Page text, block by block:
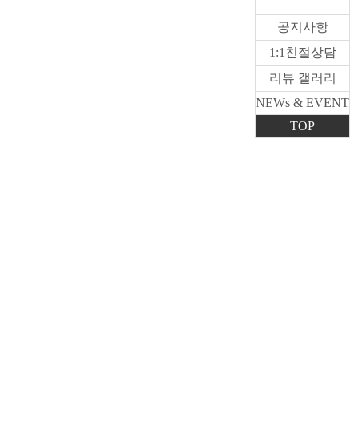
공지사항
1:1친절상담
리뷰 갤러리
NEWs & EVENT
TOP